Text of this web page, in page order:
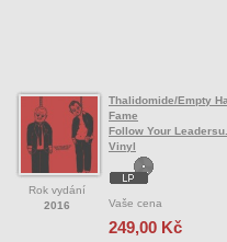
Rok vydání
2016
Thalidomide/Empty
Fame
Follow Your
Vinyl
Vaše cena
249,00 Kč